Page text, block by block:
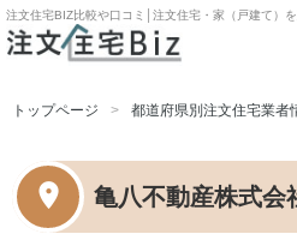
注文住宅BIZ比較や口コミ│注文住宅・家（戸建て）を建てる
トップページ 都道府県別注文住宅業者
亀八不動産株式会